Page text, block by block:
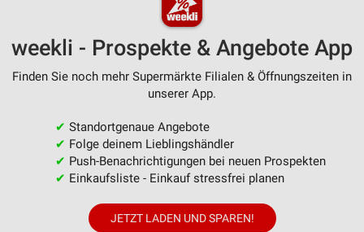
weekli - Prospekte & Angebote App
Finden Sie noch mehr Supermärkte Filialen & Öffnungszeiten in
unserer App.
✔ Standortgenaue Angebote
✔ Folge deinem Lieblingshändler
✔ Push-Benachrichtigungen bei neuen Prospekten
✔ Einkaufsliste - Einkauf stressfrei planen
JETZT LADEN UND SPAREN!